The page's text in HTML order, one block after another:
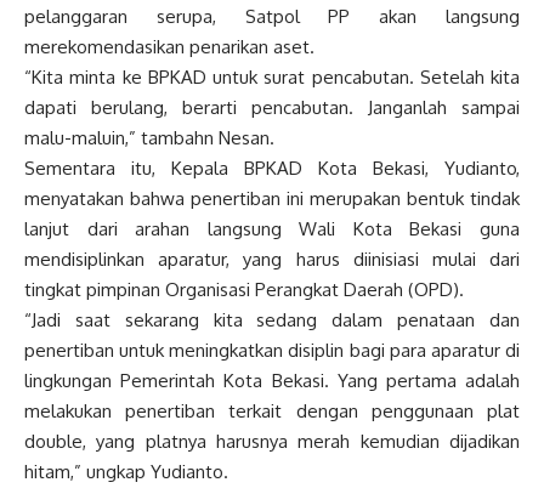
pelanggaran serupa, Satpol PP akan langsung
merekomendasikan penarikan aset.
“Kita minta ke BPKAD untuk surat pencabutan. Setelah kita
dapati berulang, berarti pencabutan. Janganlah sampai
malu-maluin,” tambahn Nesan.
Sementara itu, Kepala BPKAD Kota Bekasi, Yudianto,
menyatakan bahwa penertiban ini merupakan bentuk tindak
lanjut dari arahan langsung Wali Kota Bekasi guna
mendisiplinkan aparatur, yang harus diinisiasi mulai dari
tingkat pimpinan Organisasi Perangkat Daerah (OPD).
“Jadi saat sekarang kita sedang dalam penataan dan
penertiban untuk meningkatkan disiplin bagi para aparatur di
lingkungan Pemerintah Kota Bekasi. Yang pertama adalah
melakukan penertiban terkait dengan penggunaan plat
double, yang platnya harusnya merah kemudian dijadikan
hitam,” ungkap Yudianto.